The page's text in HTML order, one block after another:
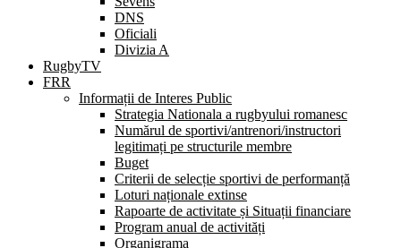
DNS
Oficiali
Divizia A
RugbyTV
FRR
Informații de Interes Public
Strategia Nationala a rugbyului romanesc
Numărul de sportivi/antrenori/instructori
legitimați pe structurile membre
Buget
Criterii de selecție sportivi de performanță
Loturi naționale extinse
Rapoarte de activitate și Situații financiare
Program anual de activități
Organigrama